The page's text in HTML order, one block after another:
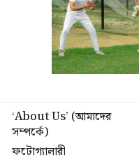
‘About Us’ (আমাদের
সম্পর্কে)
ফটোগ্যালারী